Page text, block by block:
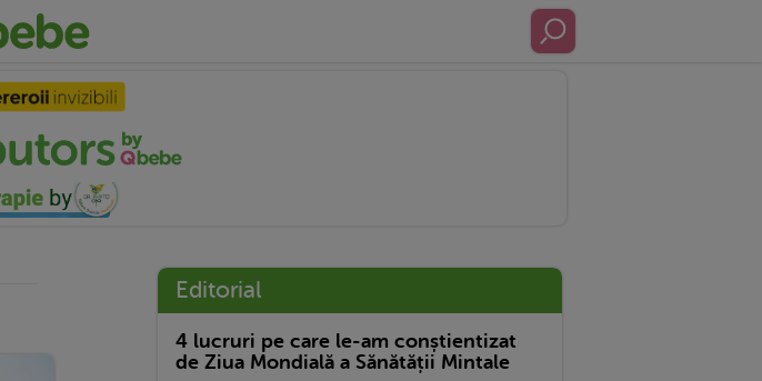
Editorial
4 lucruri pe care le-am conștientizat
de Ziua Mondială a Sănătății Mintale